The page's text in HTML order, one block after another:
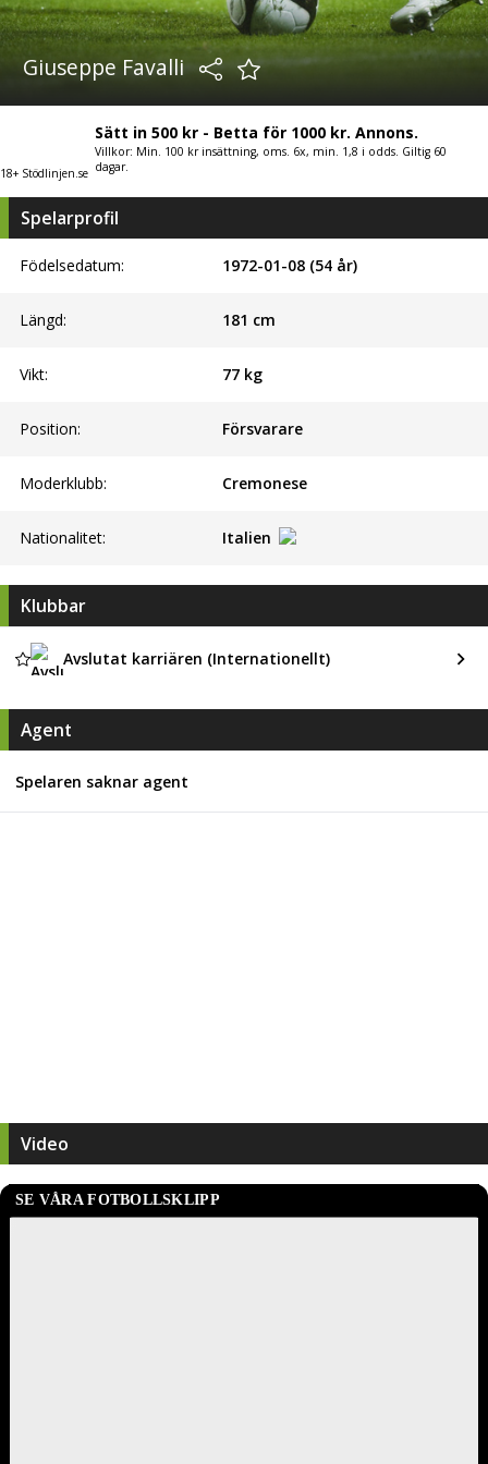
Giuseppe Favalli
18+ Stödlinjen.se
Sätt in 500 kr - Betta för 1000 kr. Annons.
Villkor: Min. 100 kr insättning, oms. 6x, min. 1,8 i odds. Giltig 60
dagar.
Spelarprofil
Födelsedatum: 1972-01-08 (54 år)
Längd: 181 cm
Vikt: 77kg
Position: Försvarare
Moderklubb: Cremonese
Nationalitet: Italien
Klubbar
Avslutat karriären (Internationellt)
Agent
Spelaren saknar agent
Video